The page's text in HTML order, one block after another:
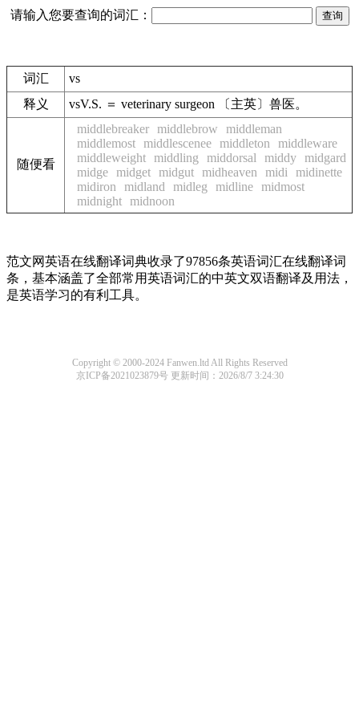
请输入您要查询的词汇：
词汇
vs
释义
vsV.S. ＝ veterinary surgeon 〔主英〕兽医。
随便看
middlebreaker middlebrow
middleman
middlemost middlescenee middleton
middleware
middleweight middling middorsal middy midgard
midge midget midgut midheaven midi
midinette
midiron
midland midleg midline midmost
midnight midnoon
范文网英语在线翻译词典收录了97856条英语词汇在线翻译词
条，基本涵盖了全部常用英语词汇的中英文双语翻译及用法，
是英语学习的有利工具。
Copyright © 2000-2024 Fanwen.ltd All Rights Reserved
京ICP备2021023879号更新时间：2026/8/7 3:24:30